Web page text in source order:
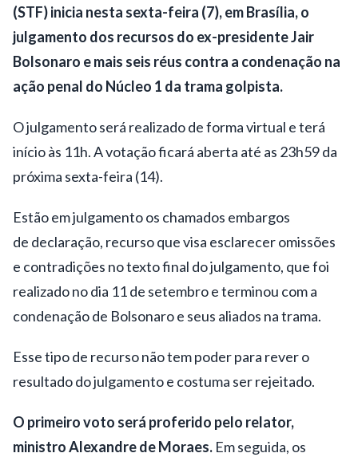
(STF) inicia nesta sexta-feira (7), em Brasília, o
julgamento dos recursos do ex-presidente Jair
Bolsonaro e mais seis réus contra a condenação na
ação penal do Núcleo 1 da trama golpista.
O julgamento será realizado de forma virtual e terá
início às 11h. A votação ficará aberta até as 23h59 da
próxima sexta-feira (14).
Estão em julgamento os chamados embargos
de declaração, recurso que visa esclarecer omissões
e contradições no texto final do julgamento, que foi
realizado no dia 11 de setembro e terminou com a
condenação de Bolsonaro e seus aliados na trama.
Esse tipo de recurso não tem poder para rever o
resultado do julgamento e costuma ser rejeitado.
O primeiro voto será proferido pelo relator,
ministro Alexandre de Moraes. Em seguida, os